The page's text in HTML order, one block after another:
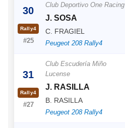
30
Rally4
#25
Club Deportivo One Racing
J. SOSA
C. FRAGIEL
Peugeot 208 Rally4
31
Rally4
#27
Club Escudería Miño
Lucense
J. RASILLA
B. RASILLA
Peugeot 208 Rally4